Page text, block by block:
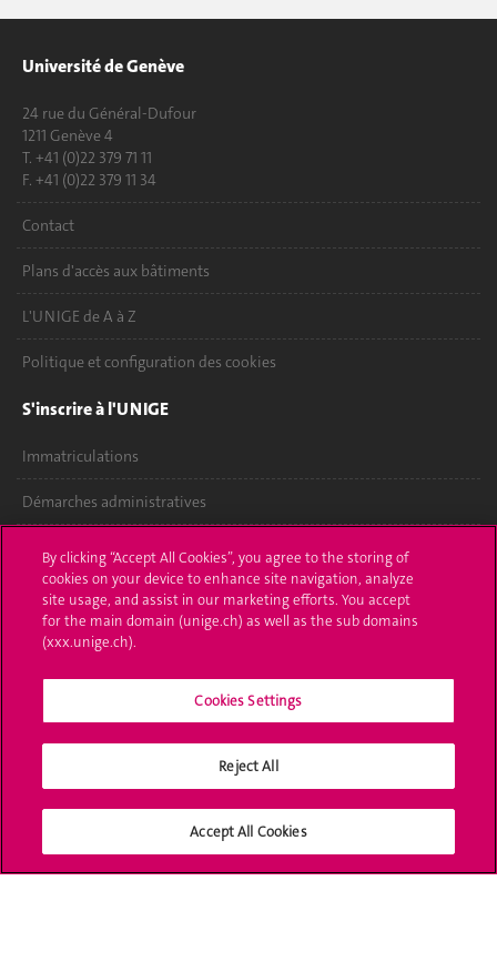
Université de Genève
24 rue du Général-Dufour
1211 Genève 4
T. +41 (0)22 379 71 11
F. +41 (0)22 379 11 34
Contact
Plans d'accès aux bâtiments
L'UNIGE de A à Z
Politique et configuration des cookies
S'inscrire à l'UNIGE
Immatriculations
Démarches administratives
Poser une question
L'UNIGE vous informe
UNIGE Mobile
Médias
Médias sociaux UNIGE
By clicking “Accept All Cookies”, you agree to the storing of
cookies on your device to enhance site navigation, analyze
site usage, and assist in our marketing efforts. You accept
for the main domain (unige.ch) as well as the sub domains
(xxx.unige.ch).
Cookies Settings
Reject All
Accept All Cookies